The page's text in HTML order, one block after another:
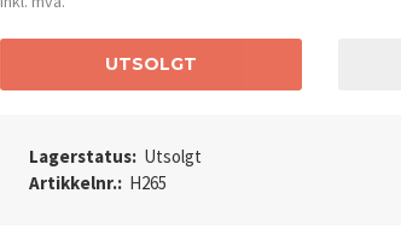
UTSOLGT
Lagerstatus: Utsolgt
Artikkelnr.: H265